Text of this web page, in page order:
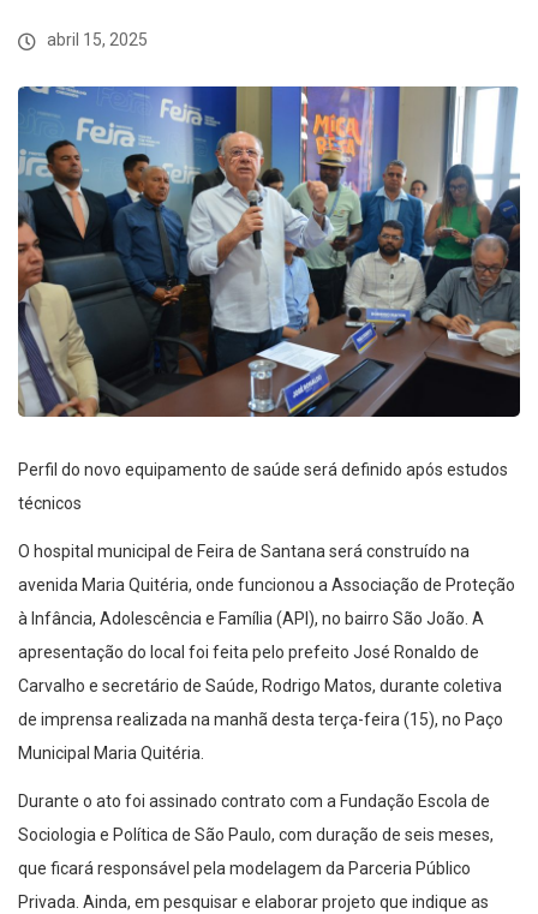
abril 15, 2025
Perfil do novo equipamento de saúde será definido após estudos
técnicos
O hospital municipal de Feira de Santana será construído na
avenida Maria Quitéria, onde funcionou a Associação de Proteção
à Infância, Adolescência e Família (API), no bairro São João. A
apresentação do local foi feita pelo prefeito José Ronaldo de
Carvalho e secretário de Saúde, Rodrigo Matos, durante coletiva
de imprensa realizada na manhã desta terça-feira (15), no Paço
Municipal Maria Quitéria.
Durante o ato foi assinado contrato com a Fundação Escola de
Sociologia e Política de São Paulo, com duração de seis meses,
que ficará responsável pela modelagem da Parceria Público
Privada. Ainda, em pesquisar e elaborar projeto que indique as